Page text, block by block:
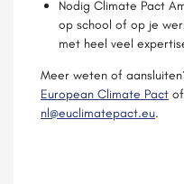
Nodig Climate Pact
op school of op je
met heel veel
Meer weten of
European Climate Pact
nl@euclimatepact.eu.